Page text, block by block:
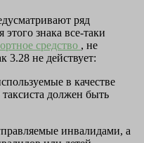
ряд
знака все-таки
средство , не
не действует:
в качестве
должен быть
инвалидами, а